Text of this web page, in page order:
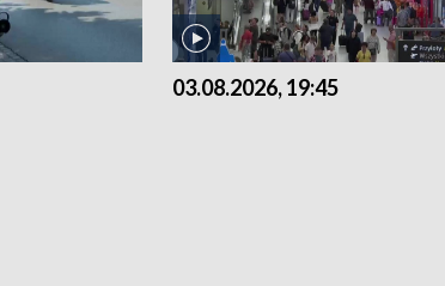
03.08.2026, 19:45